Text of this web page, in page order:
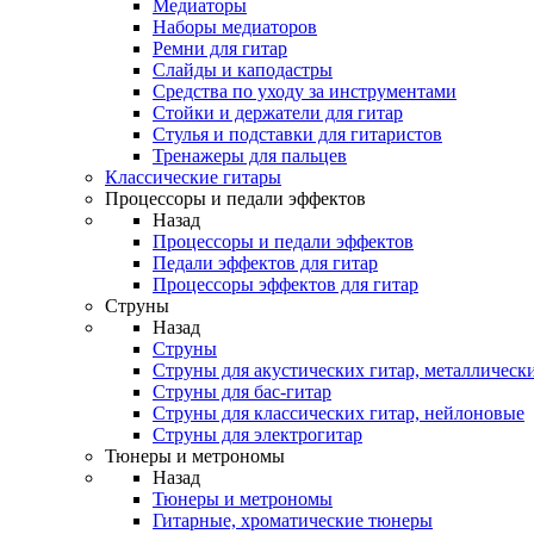
Медиаторы
Наборы медиаторов
Ремни для гитар
Слайды и каподастры
Средства по уходу за инструментами
Стойки и держатели для гитар
Стулья и подставки для гитаристов
Тренажеры для пальцев
Классические гитары
Процессоры и педали эффектов
Назад
Процессоры и педали эффектов
Педали эффектов для гитар
Процессоры эффектов для гитар
Струны
Назад
Струны
Струны для акустических гитар,
Струны для бас-гитар
Струны для классических гитар, нейлоновые
Струны для электрогитар
Тюнеры и метрономы
Назад
Тюнеры и метрономы
Гитарные, хроматические тюнеры